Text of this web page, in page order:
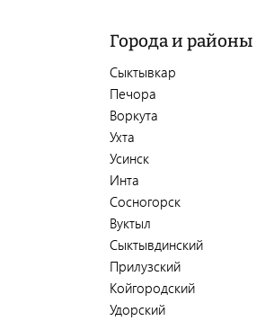
Города и районы
Сыктывкар
Печора
Воркута
Ухта
Усинск
Инта
Сосногорск
Вуктыл
Сыктывдинский
Прилузский
Койгородский
Удорский